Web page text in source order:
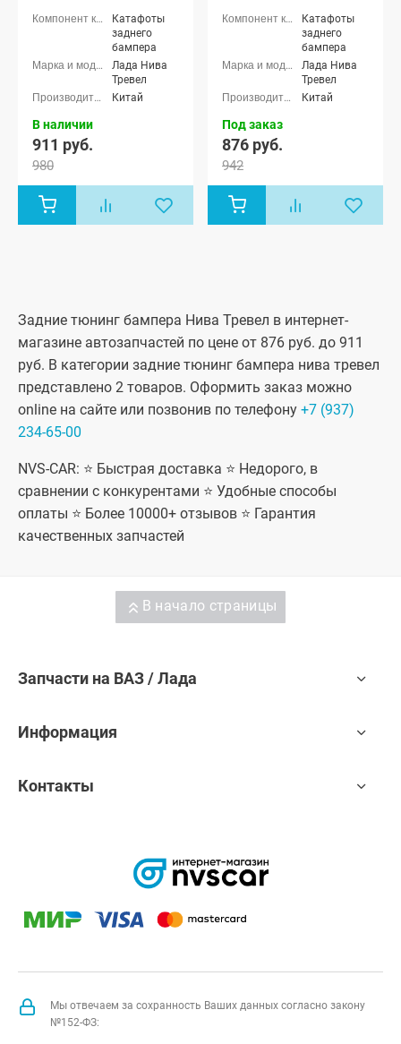
Катафоты
заднего
бампера
Лада Нива
Тревел
Китай
В наличии
911 руб.
980
Катафоты
заднего
бампера
Лада Нива
Тревел
Китай
Под заказ
876 руб.
942
Задние тюнинг бампера Нива Тревел в интернет-
магазине автозапчастей по цене от 876 руб. до 911
руб. В категории задние тюнинг бампера нива тревел
представлено 2 товаров. Оформить заказ можно
online на сайте или позвонив по телефону +7 (937)
234-65-00
NVS-CAR: ⭐ Быстрая доставка ⭐ Недорого, в
сравнении с конкурентами ⭐ Удобные способы
оплаты ⭐ Более 10000+ отзывов ⭐ Гарантия
качественных запчастей
В начало страницы
Запчасти на ВАЗ / Лада
Информация
Контакты
Мы отвечаем за сохранность Ваших данных согласно закону
№152-ФЗ: